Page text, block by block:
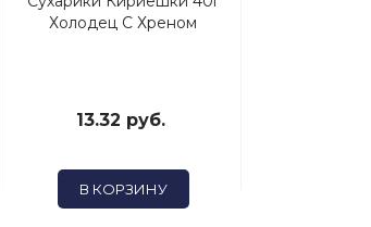
Холодец С Хреном
13.32 руб.
В КОРЗИНУ